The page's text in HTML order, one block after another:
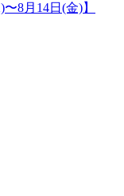
8月14日(金)】